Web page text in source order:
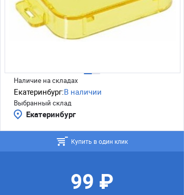
Наличие на складах
Екатеринбург:В наличии
Выбранный склад
Екатеринбург
Купить в один клик
99 ₽